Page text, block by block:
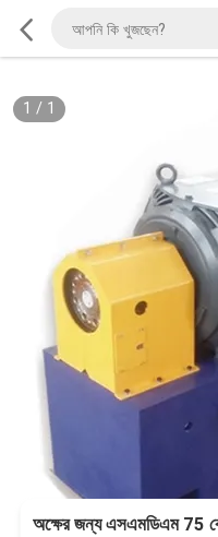
1 / 1
অক্ষের জন্য এসএমডিএম 75